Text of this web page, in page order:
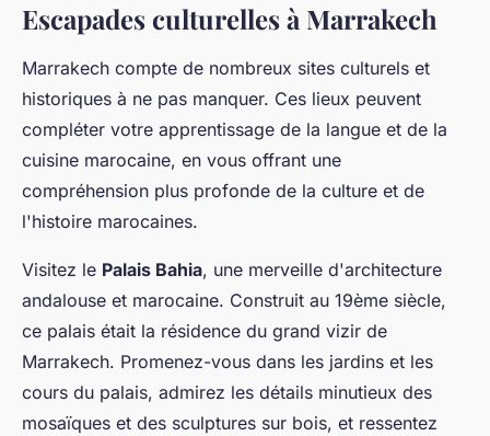
Escapades culturelles à Marrakech
Marrakech compte de nombreux sites culturels et
historiques à ne pas manquer. Ces lieux peuvent
compléter votre apprentissage de la langue et de la
cuisine marocaine, en vous offrant une
compréhension plus profonde de la culture et de
l'histoire marocaines.
Visitez le Palais Bahia, une merveille d'architecture
andalouse et marocaine. Construit au 19ème siècle,
ce palais était la résidence du grand vizir de
Marrakech. Promenez-vous dans les jardins et les
cours du palais, admirez les détails minutieux des
mosaïques et des sculptures sur bois, et ressentez